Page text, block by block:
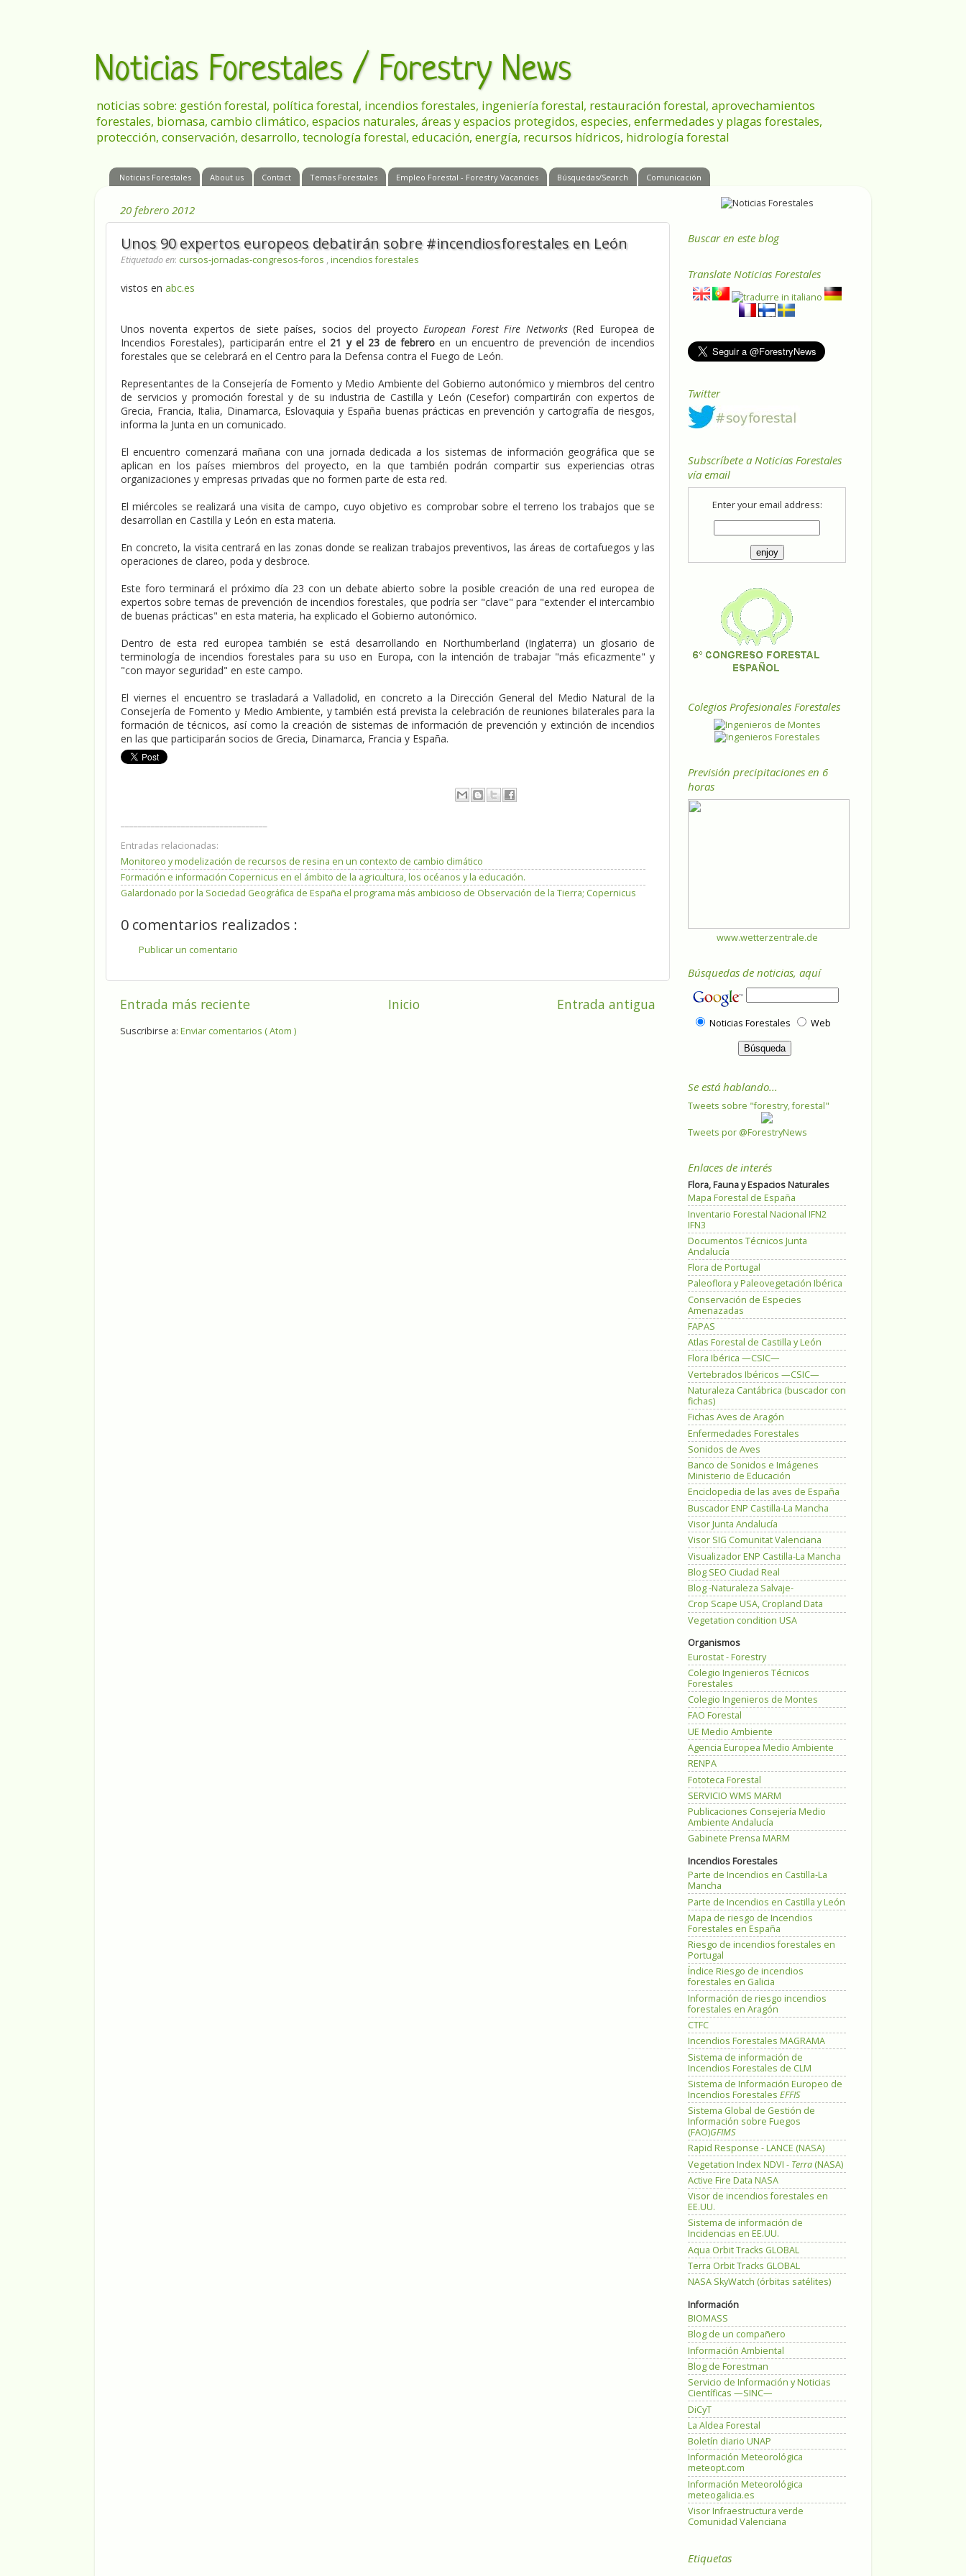
Noticias Forestales / Forestry News
noticias sobre: gestión forestal, política forestal, incendios forestales, ingeniería forestal, restauración forestal, aprovechamientos
forestales, biomasa, cambio climático, espacios naturales, áreas y espacios protegidos, especies, enfermedades y plagas forestales,
protección, conservación, desarrollo, tecnología forestal, educación, energía, recursos hídricos, hidrología forestal
Noticias Forestales About us Contact Temas Forestales Empleo Forestal - Forestry Vacancies Búsquedas/Search Comunicación
20 febrero 2012
Unos 90 expertos europeos debatirán sobre #incendiosforestales en León
Etiquetado en: cursos-jornadas-congresos-foros , incendios forestales
vistos en abc.es
Unos noventa expertos de siete países, socios del proyectoEuropean Forest Fire Networks(Red Europea de
Incendios Forestales), participarán entre el 21 y el 23 de febreroen un encuentro de prevención de incendios
forestales que se celebrará en el Centro para la Defensa contra el Fuego de León.
Representantes de la Consejería de Fomento y Medio Ambiente del Gobierno autonómico y miembros del centro
de servicios y promoción forestal y de su industria de Castilla y León (Cesefor) compartirán con expertos de
Grecia, Francia, Italia, Dinamarca, Eslovaquia y España buenas prácticas en prevención y cartografía de riesgos,
informa la Junta en un comunicado.
El encuentro comenzará mañana con una jornada dedicada a los sistemas de información geográfica que se
aplican en los países miembros del proyecto, en la que también podrán compartir sus experiencias otras
organizaciones y empresas privadas que no formen parte de esta red.
El miércoles se realizará una visita de campo, cuyo objetivo es comprobar sobre el terreno los trabajos que se
desarrollan en Castilla y León en esta materia.
En concreto, la visita centrará en las zonas donde se realizan trabajos preventivos, las áreas de cortafuegos y las
operaciones de clareo, poda y desbroce.
Este foro terminará el próximo día 23 con un debate abierto sobre la posible creación de una red europea de
expertos sobre temas de prevención de incendios forestales, que podría ser "clave" para "extender el intercambio
de buenas prácticas" en esta materia, ha explicado el Gobierno autonómico.
Dentro de esta red europea también se está desarrollando en Northumberland (Inglaterra) un glosario de
terminología de incendios forestales para su uso en Europa, con la intención de trabajar "más eficazmente" y
"con mayor seguridad" en este campo.
El viernes el encuentro se trasladará a Valladolid, en concreto a la Dirección General del Medio Natural de la
Consejería de Fomento y Medio Ambiente, y también está prevista la celebración de reuniones bilaterales para la
formación de técnicos, así como la creación de sistemas de información de prevención y extinción de incendios
en las que participarán socios de Grecia, Dinamarca, Francia y España.
Entradas relacionadas:
Monitoreo y modelización de recursos de resina en un contexto de cambio climático
Formación e información Copernicus en el ámbito de la agricultura, los océanos y la educación.
Galardonado por la Sociedad Geográfica de España el programa más ambicioso de Observación de la Tierra; Copernicus
0 comentarios realizados :
Publicar un comentario
Entrada más reciente Entrada antigua
Inicio
Suscribirse a: Enviar comentarios ( Atom )
Buscar en este blog
Translate Noticias Forestales
Twitter
Subscríbete a Noticias Forestales
vía email
Enter your email address:
Colegios Profesionales Forestales
Previsión precipitaciones en 6
horas
www.wetterzentrale.de
Búsquedas de noticias, aquí
Noticias Forestales Web
Se está hablando...
Tweets sobre "forestry, forestal"
Tweets por @ForestryNews
Enlaces de interés
Flora, Fauna y Espacios Naturales
Mapa Forestal de España
Inventario Forestal Nacional IFN2
IFN3
Documentos Técnicos Junta
Andalucía
Flora de Portugal
Paleoflora y Paleovegetación Ibérica
Conservación de Especies
Amenazadas
FAPAS
Atlas Forestal de Castilla y León
Flora Ibérica —CSIC—
Vertebrados Ibéricos —CSIC—
Naturaleza Cantábrica (buscador con
fichas)
Fichas Aves de Aragón
Enfermedades Forestales
Sonidos de Aves
Banco de Sonidos e Imágenes
Ministerio de Educación
Enciclopedia de las aves de España
Buscador ENP Castilla-La Mancha
Visor Junta Andalucía
Visor SIG Comunitat Valenciana
Visualizador ENP Castilla-La Mancha
Blog SEO Ciudad Real
Blog -Naturaleza Salvaje-
Crop Scape USA, Cropland Data
Vegetation condition USA
Organismos
Eurostat - Forestry
Colegio Ingenieros Técnicos
Forestales
Colegio Ingenieros de Montes
FAO Forestal
UE Medio Ambiente
Agencia Europea Medio Ambiente
RENPA
Fototeca Forestal
SERVICIO WMS MARM
Publicaciones Consejería Medio
Ambiente Andalucía
Gabinete Prensa MARM
Incendios Forestales
Parte de Incendios en Castilla-La
Mancha
Parte de Incendios en Castilla y León
Mapa de riesgo de Incendios
Forestales en España
Riesgo de incendios forestales en
Portugal
Índice Riesgo de incendios
forestales en Galicia
Información de riesgo incendios
forestales en Aragón
CTFC
Incendios Forestales MAGRAMA
Sistema de información de
Incendios Forestales de CLM
Sistema de Información Europeo de
Incendios Forestales EFFIS
Sistema Global de Gestión de
Información sobre Fuegos
(FAO)GFIMS
Rapid Response - LANCE (NASA)
Vegetation Index NDVI - Terra (NASA)
Active Fire Data NASA
Visor de incendios forestales en
EE.UU.
Sistema de información de
Incidencias en EE.UU.
Aqua Orbit Tracks GLOBAL
Terra Orbit Tracks GLOBAL
NASA SkyWatch (órbitas satélites)
Información
BIOMASS
Blog de un compañero
Información Ambiental
Blog de Forestman
Servicio de Información y Noticias
Científicas —SINC—
DiCyT
La Aldea Forestal
Boletín diario UNAP
Información Meteorológica
meteopt.com
Información Meteorológica
meteogalicia.es
Visor Infraestructura verde
Comunidad Valenciana
Etiquetas